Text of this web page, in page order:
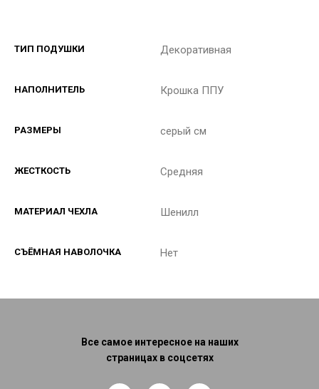
ТИП ПОДУШКИ Декоративная
НАПОЛНИТЕЛЬ Крошка ППУ
РАЗМЕРЫ серый см
ЖЕСТКОСТЬ Средняя
МАТЕРИАЛ ЧЕХЛА Шенилл
СЪЁМНАЯ НАВОЛОЧКА Нет
Все самое интересное на наших
страницах в соцсетях